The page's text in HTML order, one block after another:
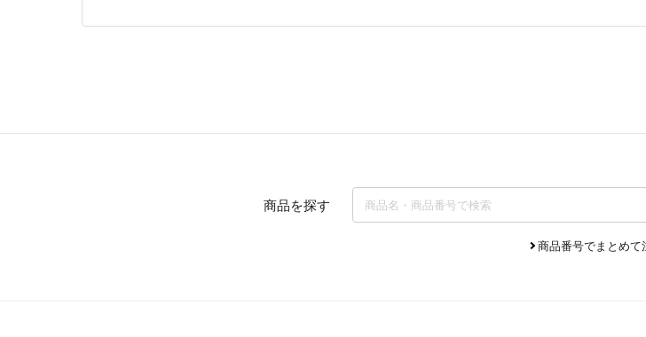
商品を探す
商品番号でまとめて